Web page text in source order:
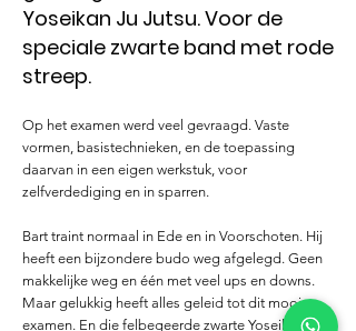
Yoseikan Ju Jutsu. Voor de
speciale zwarte band met rode
streep.
Op het examen werd veel gevraagd. Vaste
vormen, basistechnieken, en de toepassing
daarvan in een eigen werkstuk, voor
zelfverdediging en in sparren.
Bart traint normaal in Ede en in Voorschoten. Hij
heeft een bijzondere budo weg afgelegd. Geen
makkelijke weg en één met veel ups en downs.
Maar gelukkig heeft alles geleid tot dit mooie
examen. En die felbegeerde zwarte Yoseikan